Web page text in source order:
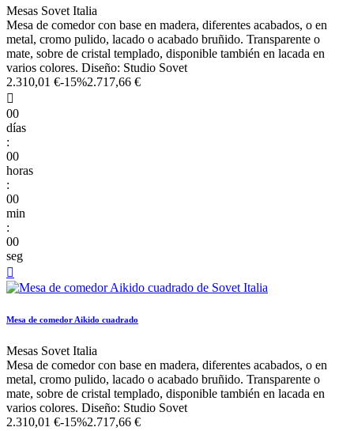
Mesas Sovet Italia
Mesa de comedor con base en madera, diferentes acabados, o en
metal, cromo pulido, lacado o acabado bruñido. Transparente o
mate, sobre de cristal templado, disponible también en lacada en
varios colores. Diseño: Studio Sovet
2.310,01 €-15%2.717,66 €

00
días
:
00
horas
:
00
min
:
00
seg

Mesa de comedor Aikido cuadrado
Mesas Sovet Italia
Mesa de comedor con base en madera, diferentes acabados, o en
metal, cromo pulido, lacado o acabado bruñido. Transparente o
mate, sobre de cristal templado, disponible también en lacada en
varios colores. Diseño: Studio Sovet
2.310,01 €-15%2.717,66 €